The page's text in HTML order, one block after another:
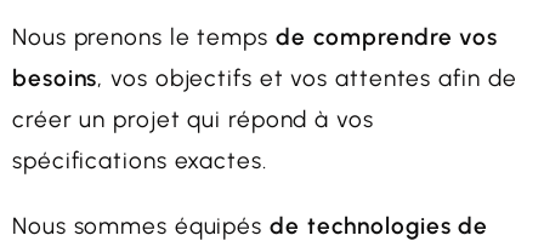
Nous prenons le temps de comprendre vos
besoins, vos objectifs et vos attentes afin de
créer un projet qui répond à vos
spécifications exactes.
Nous sommes équipés de technologies de